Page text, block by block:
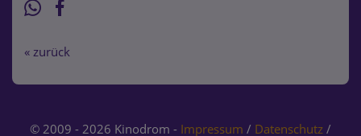
« zurück
© 2009 - 2026 Kinodrom - Impressum / Datenschutz /